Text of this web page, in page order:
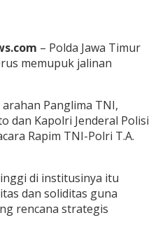
– Polda Jawa Timur
memupuk jalinan
Panglima TNI,
dan Kapolri Jenderal Polisi
Rapim TNI-Polri T.Α.
di institusinya itu
dan soliditas guna
rencana strategis